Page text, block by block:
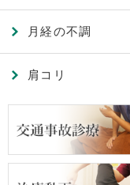
月経の不調
肩コリ